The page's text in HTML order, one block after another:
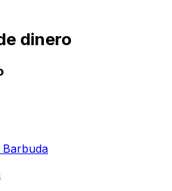
dinero